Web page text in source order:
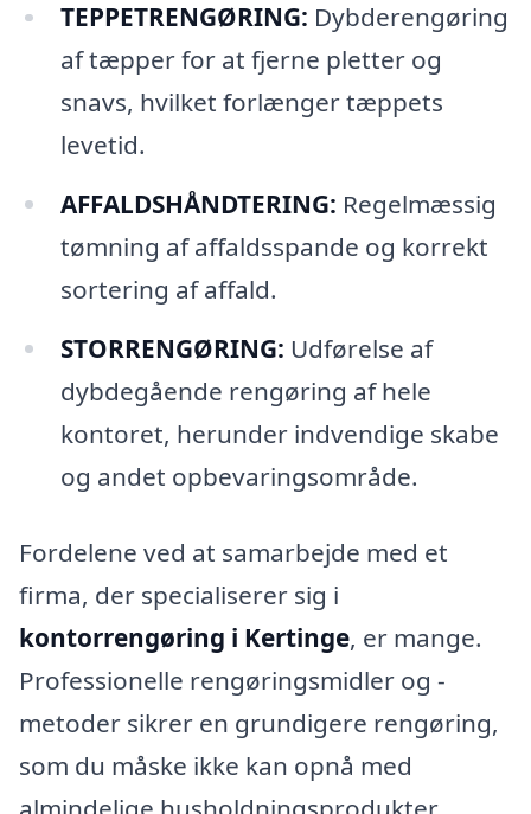
TEPPETRENGØRING: Dybderengøring
af tæpper for at fjerne pletter og
snavs, hvilket forlænger tæppets
levetid.
AFFALDSHÅNDTERING: Regelmæssig
tømning af affaldsspande og korrekt
sortering af affald.
STORRENGØRING: Udførelse af
dybdegående rengøring af hele
kontoret, herunder indvendige skabe
og andet opbevaringsområde.
Fordelene ved at samarbejde med et
firma, der specialiserer sig i
kontorrengøring i Kertinge, er mange.
Professionelle rengøringsmidler og -
metoder sikrer en grundigere rengøring,
som du måske ikke kan opnå med